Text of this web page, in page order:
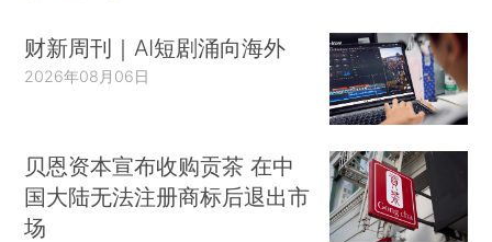
财新周刊｜AI短剧涌向海外
2026年08月06日
贝恩资本宣布收购贡茶 在中
国大陆无法注册商标后退出市
场